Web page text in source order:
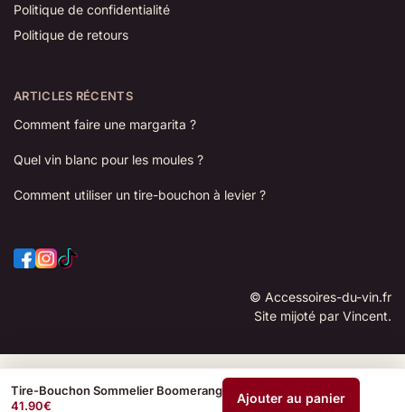
Politique de confidentialité
Politique de retours
ARTICLES RÉCENTS
Comment faire une margarita ?
Quel vin blanc pour les moules ?
Comment utiliser un tire-bouchon à levier ?
© Accessoires-du-vin.fr
Site mijoté par Vincent.
Tire-Bouchon Sommelier Boomerang
41.90€ Ajouter au panier